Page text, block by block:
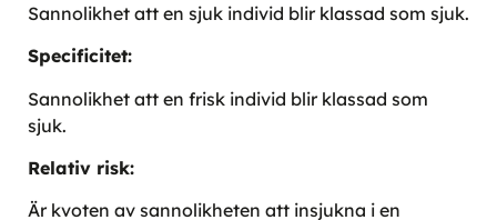
Sannolikhet att en sjuk individ blir klassad som sjuk.
Specificitet:
Sannolikhet att en frisk individ blir klassad som
sjuk.
Relativ risk:
Är kvoten av sannolikheten att insjukna i en